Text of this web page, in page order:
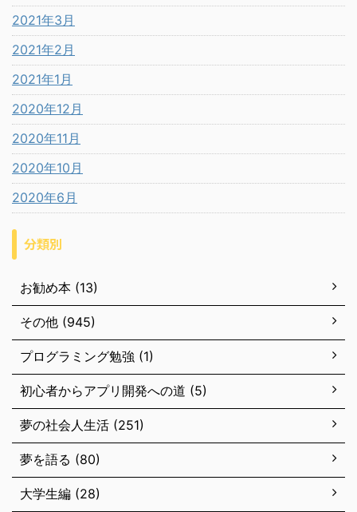
2021年3月
2021年2月
2021年1月
2020年12月
2020年11月
2020年10月
2020年6月
分類別
お勧め本 (13)
その他 (945)
プログラミング勉強 (1)
初心者からアプリ開発への道 (5)
夢の社会人生活 (251)
夢を語る (80)
大学生編 (28)